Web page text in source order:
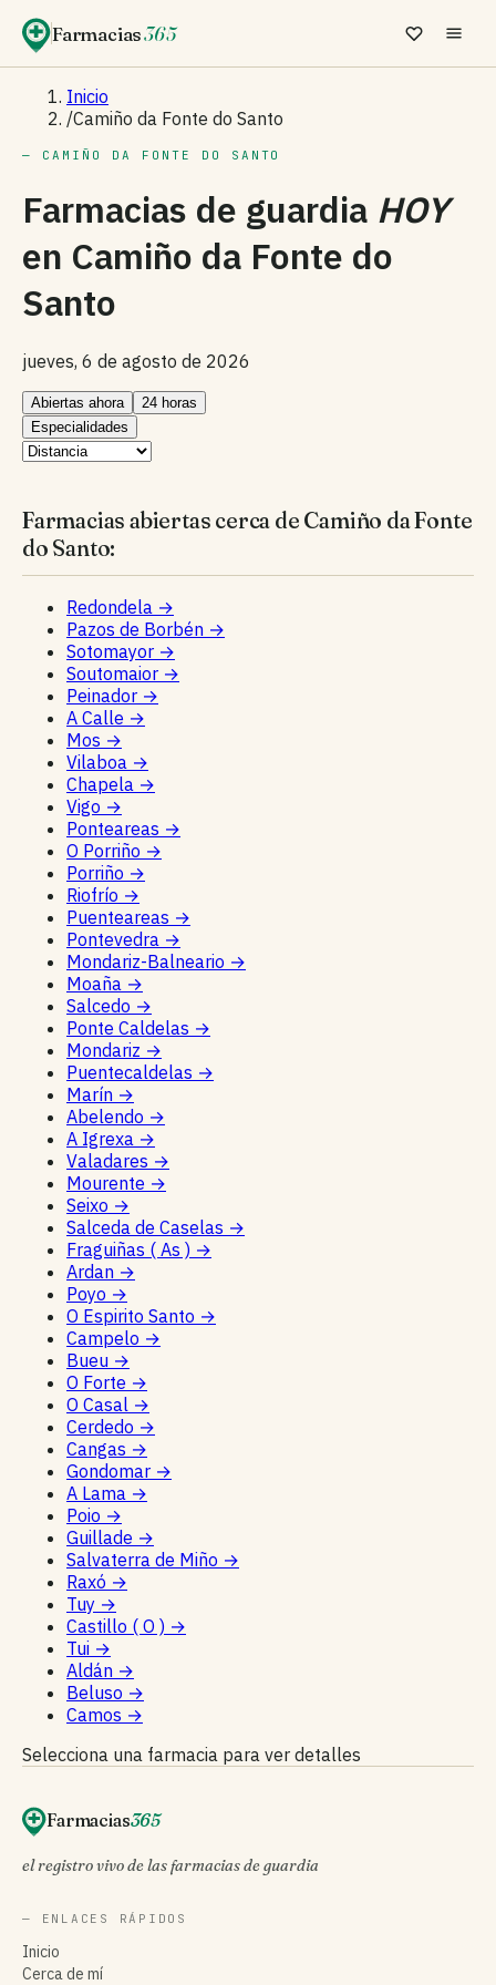
Farmacias365
Inicio
/Camiño da Fonte do Santo
— CAMIÑO DA FONTE DO SANTO
Farmacias de guardia HOY
en Camiño da Fonte do
Santo
jueves, 6 de agosto de 2026
Abiertas ahora
24 horas
Especialidades
Farmacias abiertas cerca de Camiño da Fonte
do Santo:
Redondela →
Pazos de Borbén →
Sotomayor →
Soutomaior →
Peinador →
A Calle →
Mos →
Vilaboa →
Chapela →
Vigo →
Ponteareas →
O Porriño →
Porriño →
Riofrío →
Puenteareas →
Pontevedra →
Mondariz-Balneario →
Moaña →
Salcedo →
Ponte Caldelas →
Mondariz →
Puentecaldelas →
Marín →
Abelendo →
A Igrexa →
Valadares →
Mourente →
Seixo →
Salceda de Caselas →
Fraguiñas ( As ) →
Ardan →
Poyo →
O Espirito Santo →
Campelo →
Bueu →
O Forte →
O Casal →
Cerdedo →
Cangas →
Gondomar →
A Lama →
Poio →
Guillade →
Salvaterra de Miño →
Raxó →
Tuy →
Castillo ( O ) →
Tui →
Aldán →
Beluso →
Camos →
Selecciona una farmacia para ver detalles
Farmacias365
el registro vivo de las farmacias de guardia
— ENLACES RÁPIDOS
Inicio
Cerca de mí